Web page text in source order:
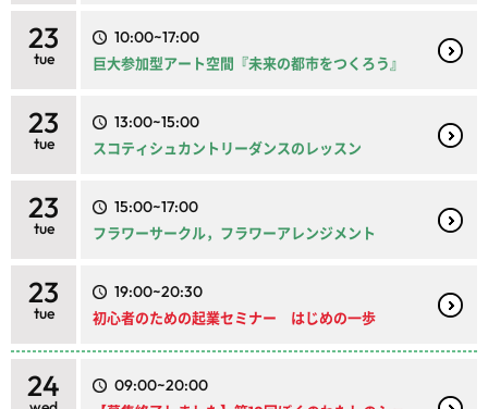
23
tue
10:00~17:00
巨大参加型アート空間『未来の都市をつくろう』
23
tue
13:00~15:00
スコティシュカントリーダンスのレッスン
23
tue
15:00~17:00
フラワーサークル，フラワーアレンジメント
23
tue
19:00~20:30
初心者のための起業セミナー はじめの一歩
24 09:00~20:00